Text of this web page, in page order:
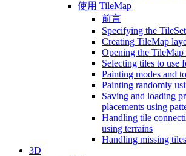
使用 TileMap
前言
Specifying the
Creating TileMap
Opening the TileMap
Selecting tiles to use
Painting modes and
Painting randomly
Saving and loading
placements using
Handling tile
using terrains
Handling missing tiles
3D